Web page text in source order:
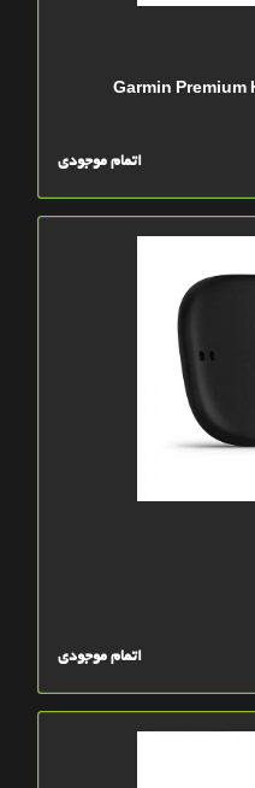
اتمام موجودی
اتمام موجودی